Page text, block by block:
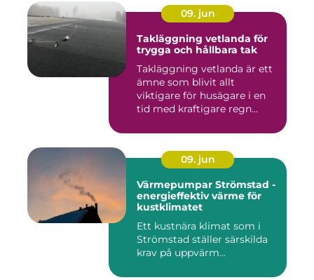
09. jun
Takläggning vetlanda för
trygga och hållbara tak
Takläggning vetlanda är ett
ämne som blivit allt
viktigare för husägare i en
tid med kraftigare regn...
09. jun
Värmepumpar Strömstad -
energieffektiv värme för
kustklimatet
Ett kustnära klimat som i
Strömstad ställer särskilda
krav på uppvärm...